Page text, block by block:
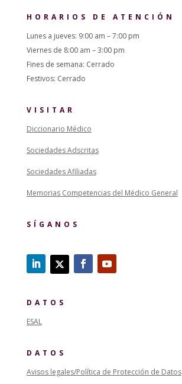
HORARIOS DE ATENCIÓN
Lunes a jueves: 9:00 am – 7:00 pm
Viernes de 8:00 am – 3:00 pm
Fines de semana: Cerrado
Festivos: Cerrado
VISITAR
Diccionario Médico
Sociedades Adscritas
Sociedades Afiliadas
Memorias Competencias del Médico General
SÍGANOS
DATOS
ESAL
DATOS
Avisos legales/Política de Protección de Datos